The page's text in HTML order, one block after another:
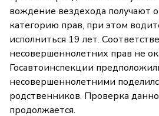
вождение вездехода получают
категорию прав, при этом
исполниться 19 лет.
несовершеннолетних прав не
Госавтоинспекции
несовершеннолетними
родственников. Проверка
продолжается.